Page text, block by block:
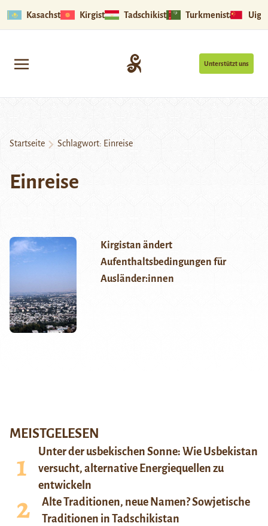
Kasachstan Kirgistan Tadschikistan Turkmenistan
Unterstützt uns
Startseite Schlagwort: Einreise
Einreise
Kirgistan ändert
Aufenthaltsbedingungen für
Ausländer:innen
MEISTGELESEN
Unter der usbekischen Sonne: Wie Usbekistan
versucht, alternative Energiequellen zu
entwickeln
Alte Traditionen, neue Namen? Sowjetische
Traditionen in Tadschikistan